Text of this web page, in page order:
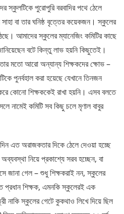
স্কুলটিকে পুরোপুরি বরবাদির পথে ঠেলে
সাহা বা তার ঘনিষ্ঠ বৃত্তের কয়েকজন। স্কুলের
আমাদের স্কুলের ম্যানেজিং কমিটির কাছে
বটে কিন্তু লাভ হয়নি কিছুতেই।
মতো আরো অন্যান্য শিক্ষকদের ক্ষোভ –
পুনর্বহাল করা হয়েছে যেখানে তিনজন
কোনো শিক্ষককেই রাখা হয়নি। এসব বলতে
নামেই কমিটি সব কিছু চলে মৃণাল বাবুর
এত অরাজকতার দিকে ঠেলে দেওয়া হচ্ছে
নিয়ে প্রকাশ্যে সরব হচ্ছেন, বা
জানা গেল – শুধু শিক্ষকরাই নন, স্কুলের
প্রধান শিক্ষক, এমনকি স্কুলেরই এক
নাকি স্কুলের গেটে কুকথাও লিখে দিয়ে ছিল